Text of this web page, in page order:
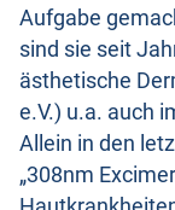
Aufgabe
sind sie seit
ästhetische
e.V.) u.a. auch
Allein in den
„308nm